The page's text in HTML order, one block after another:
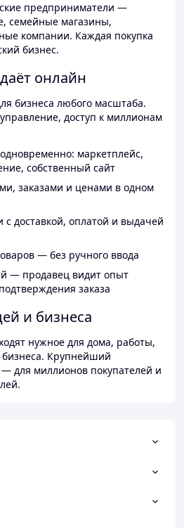
предприниматели —
семейные магазины,
компании. Каждая покупка
бизнес.
онлайн
бизнеса любого масштаба.
доступ к миллионам
маркетплейс,
собственный сайт
заказами и ценами в одном
с доставкой, оплатой и выдачей
— без ручного ввода
— продавец видит опыт
заказа
и бизнеса
нужное для дома, работы,
Крупнейший
для миллионов покупателей и